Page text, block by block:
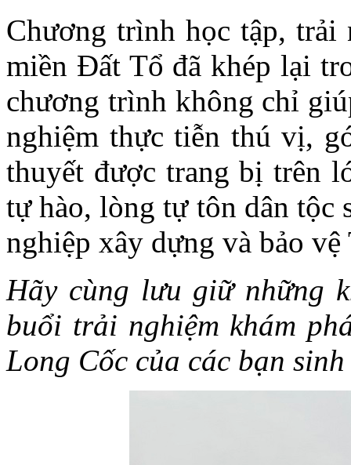
Chương trình học tập, trải
miền Đất Tổ đã khép lại
chương trình không chỉ
nghiệm thực tiễn thú vị,
thuyết được trang bị trên
tự hào, lòng tự tôn dân tộc
nghiệp xây dựng và bảo
Hãy cùng lưu giữ những
buổi trải nghiệm khám
Long Cốc của các bạn